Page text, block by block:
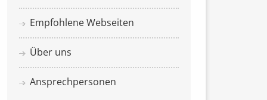
Empfohlene Webseiten
Über uns
Ansprechpersonen